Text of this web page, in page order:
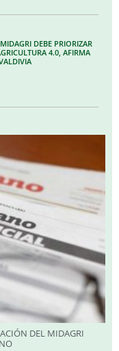
DEBE PRIORIZAR
4.0, AFIRMA
DEL MIDAGRI